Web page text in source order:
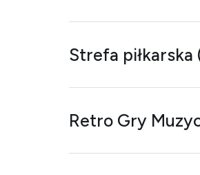
Strefa piłkarska
Retro Gry